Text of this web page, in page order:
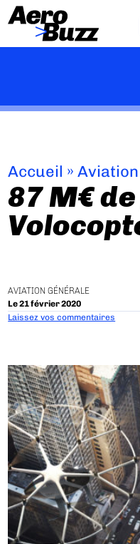
Accueil »
87 M€
AVIATION GÉNÉRALE
Le 21 février 2020
Laissez vos commentaires